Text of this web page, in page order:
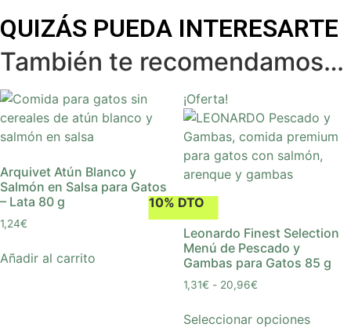
QUIZÁS PUEDA INTERESARTE
También te recomendamos…
Arquivet Atún Blanco y
Salmón en Salsa para Gatos
– Lata 80 g
1,24€
Añadir al carrito
¡Oferta!
10% DTO
Leonardo Finest Selection
Menú de Pescado y
Gambas para Gatos 85 g
1,31€ - 20,96€
Seleccionar opciones